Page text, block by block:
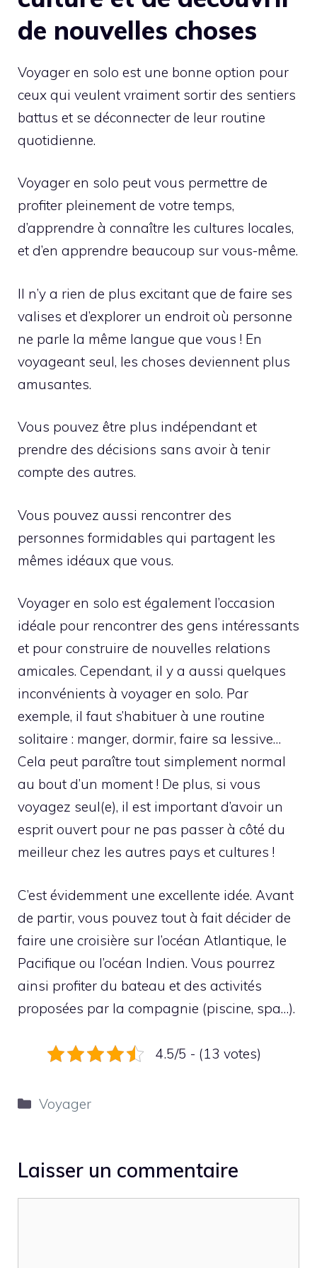
de nouvelles choses
Voyager en solo est une bonne option pour
ceux qui veulent vraiment sortir des sentiers
battus et se déconnecter de leur routine
quotidienne.
Voyager en solo peut vous permettre de
profiter pleinement de votre temps,
d’apprendre à connaître les cultures locales,
et d’en apprendre beaucoup sur vous-même.
Il n’y a rien de plus excitant que de faire ses
valises et d’explorer un endroit où personne
ne parle la même langue que vous ! En
voyageant seul, les choses deviennent plus
amusantes.
Vous pouvez être plus indépendant et
prendre des décisions sans avoir à tenir
compte des autres.
Vous pouvez aussi rencontrer des
personnes formidables qui partagent les
mêmes idéaux que vous.
Voyager en solo est également l’occasion
idéale pour rencontrer des gens intéressants
et pour construire de nouvelles relations
amicales. Cependant, il y a aussi quelques
inconvénients à voyager en solo. Par
exemple, il faut s’habituer à une routine
solitaire : manger, dormir, faire sa lessive…
Cela peut paraître tout simplement normal
au bout d’un moment ! De plus, si vous
voyagez seul(e), il est important d’avoir un
esprit ouvert pour ne pas passer à côté du
meilleur chez les autres pays et cultures !
C’est évidemment une excellente idée. Avant
de partir, vous pouvez tout à fait décider de
faire une croisière sur l’océan Atlantique, le
Pacifique ou l’océan Indien. Vous pourrez
ainsi profiter du bateau et des activités
proposées par la compagnie (piscine, spa…).
4.5/5 - (13 votes)
Catégories
Voyager
Laisser un commentaire